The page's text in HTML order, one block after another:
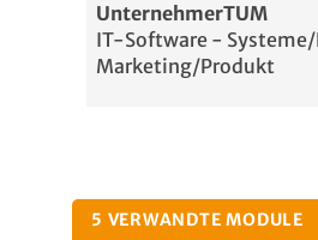
UnternehmerTUM
IT-Software -
Marketing/Produkt
5 VERWANDTE MODULE